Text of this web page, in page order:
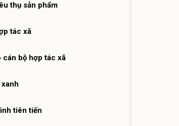
thụ sản phẩm
tác xã
bộ hợp tác xã
tiên tiến